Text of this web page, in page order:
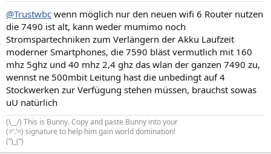
@Trustwbc wenn möglich nur den neuen wifi 6 Router nutzen
die 7490 ist alt, kann weder mumimo noch
Stromspartechniken zum Verlängern der Akku Laufzeit
moderner Smartphones, die 7590 bläst vermutlich mit 160
mhz 5ghz und 40 mhz 2,4 ghz das wlan der ganzen 7490 zu,
wennst ne 500mbit Leitung hast die unbedingt auf 4
Stockwerken zur Verfügung stehen müssen, brauchst sowas
uU natürlich
(\__/) This is Bunny. Copy and paste Bunny into your
(=’.’=) signature to help him gain world domination!
(“)_(“)